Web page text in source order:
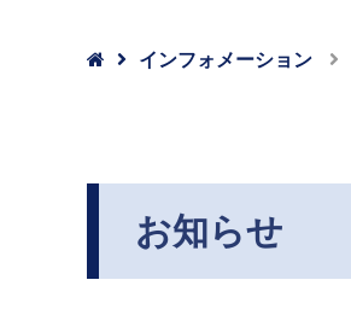
 インフォメーション
お知らせ